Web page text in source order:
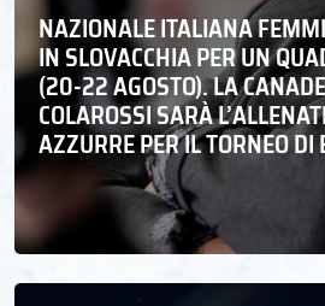
NAZIONALE ITALIANA
IN SLOVACCHIA PER UN
(20-22 AGOSTO). LA
COLAROSSI SARÀ
AZZURRE PER IL TORNEO DI